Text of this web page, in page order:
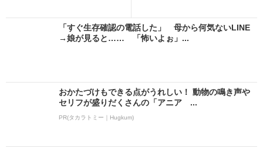
「すぐ生存確認の電話した」 母から何気ないLINE
→娘が見ると…… 「怖いよぉ」...
おかたづけもできる点がうれしい！ 動物の鳴き声や
セリフが盛りだくさんの「アニア ...
PR(タカラトミー｜Hugkum)